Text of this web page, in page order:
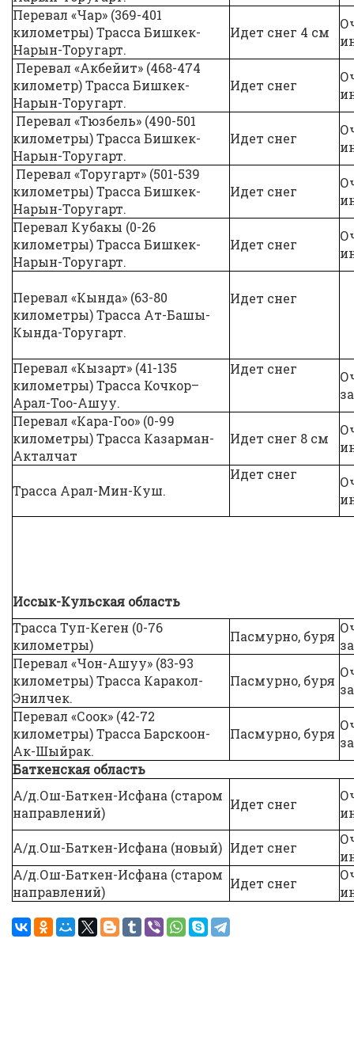
Перевал «Чар» (369-401
километры) Трасса Бишкек-
Нарын-Торугарт.
Идет снег 4 см
Перевал «Акбейит» (468-474
километр) Трасса Бишкек-
Нарын-Торугарт.
Идет снег
Перевал «Тюзбель» (490-501
километры) Трасса Бишкек-
Нарын-Торугарт.
Идет снег
Перевал «Торугарт» (501-539
километры) Трасса Бишкек-
Нарын-Торугарт.
Идет снег
Перевал Кубакы (0-26
километры) Трасса Бишкек-
Нарын-Торугарт.
Идет снег
Перевал «Кында» (63-80
километры) Трасса Ат-Башы-
Кында-Торугарт.
Идет снег
Перевал «Кызарт» (41-135
километры) Трасса Кочкор–
Арал-Тоо-Ашуу.
Идет снег
Перевал «Кара-Гоо» (0-99
километры) Трасса Казарман-
Акталчат
Идет снег 8 см
Трасса Арал-Мин-Куш.
Идет снег
Иссык-Кульская область
Трасса Туп-Кеген (0-76
километры)
Пасмурно, буря
Перевал «Чон-Ашуу» (83-93
километры) Трасса Каракол-
Энилчек.
Пасмурно, буря
Перевал «Соок» (42-72
километры) Трасса Барскоон-
Ак-Шыйрак.
Пасмурно, буря
Баткенская область
А/д.Ош-Баткен-Исфана (старом
направлений)
Идет снег
А/д.Ош-Баткен-Исфана (новый) Идет снег
А/д.Ош-Баткен-Исфана (старом
направлений)
Идет снег